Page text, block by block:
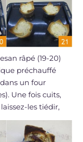
râpé (19-20)
préchauffé
un four
Une fois cuits,
les tiédir,